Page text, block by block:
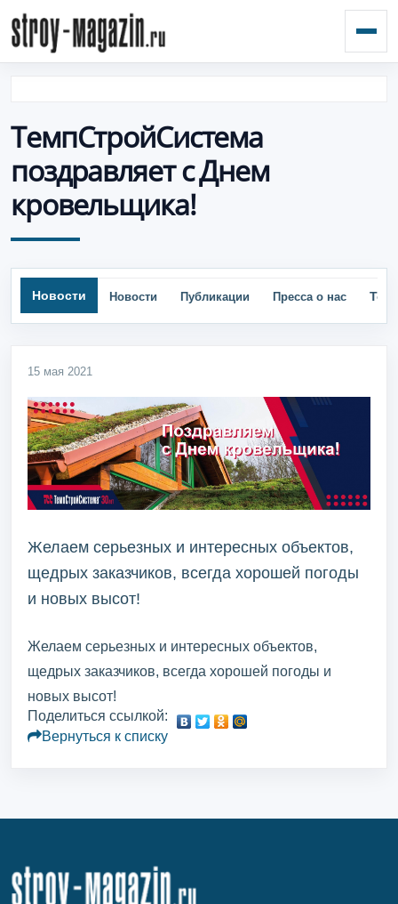
ТемпСтройСистема
поздравляет с Днем
кровельщика!
Новости Новости Публикации Пресса о нас
15 мая 2021
Желаем серьезных и интересных объектов,
щедрых заказчиков, всегда хорошей погоды
и новых высот!
Желаем серьезных и интересных объектов,
щедрых заказчиков, всегда хорошей погоды и
новых высот!
Поделиться ссылкой:
Вернуться к списку